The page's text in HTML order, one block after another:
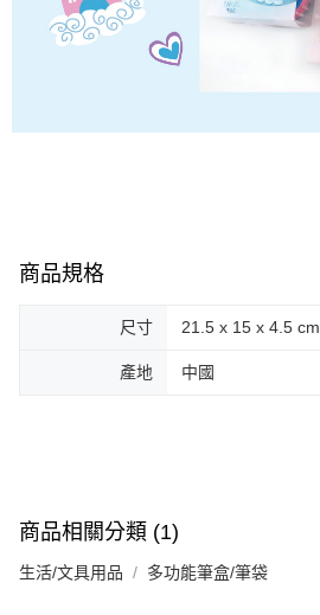
商品規格
尺寸 21.5 x 15 x 4.5 cm
產地 中國
商品相關分類 (1)
生活/文具用品 多功能筆盒/筆袋